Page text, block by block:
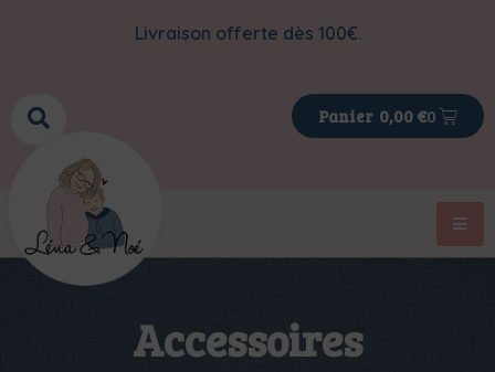
Livraison offerte dès 100€.
0,00 €0
Accessoires